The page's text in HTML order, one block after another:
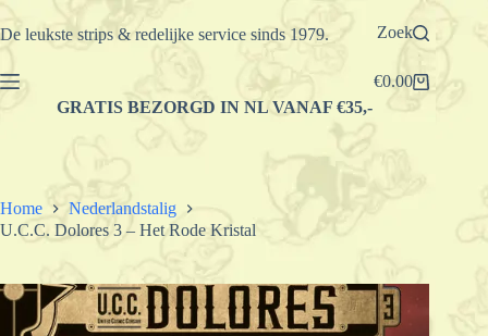
Ga
naar
De leukste strips & redelijke service sinds 1979. Zoek
Winkelwagen
€0.00
GRATIS BEZORGD IN NL VANAF €35,-
Home
Nederlandstalig
U.C.C. Dolores 3 – Het Rode Kristal